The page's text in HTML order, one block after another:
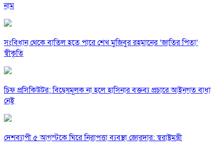
নাম
সংবিধান থেকে বাতিল হতে পারে শেখ মুজিবুর রহমানের ‘জাতির পিতা’
স্বীকৃতি
চিফ প্রসিকিউটর; বিদ্বেষমূলক না হলে হাসিনার বক্তব্য প্রচারে আইনগত বাধা
নেই
দেশব্যাপী ৫ আগস্টকে ঘিরে নিরাপত্তা ব্যবস্থা জোরদার: স্বরাষ্ট্রমন্ত্রী